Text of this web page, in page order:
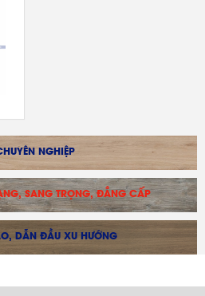
NGHIỆP
SANG TRỌNG, ĐẲNG CẤP
DẪN ĐẦU XU HƯỚNG